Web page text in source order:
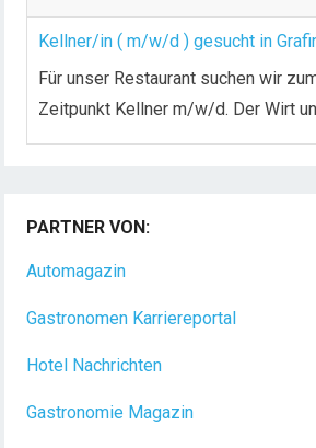
Kellner/in ( m/w/d ) gesucht in
Für unser Restaurant suchen wir
Zeitpunkt Kellner m/w/d. Der Wirt
Dein Arbeitsplatz mit Urlaubsfeeling
(m/w/d) Du bist Gastgeber aus
PARTNER VON:
Automagazin
Gastronomen Karriereportal
Hotel Nachrichten
Gastronomie Magazin